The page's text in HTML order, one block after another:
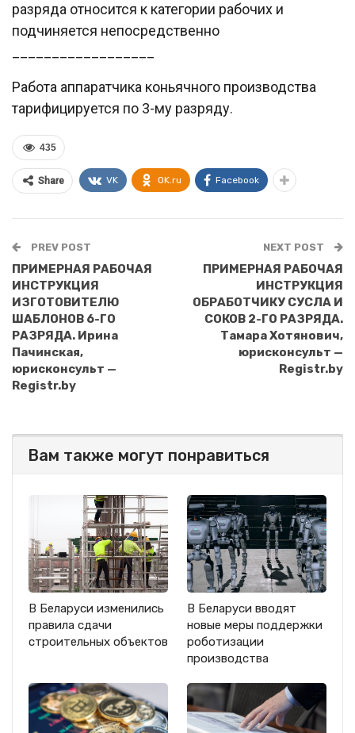
разряда относится к категории рабочих и
подчиняется непосредственно
Работа аппаратчика коньячного производства
тарифицируется по 3-му разряду.
435
Share VK OK.ru Facebook
PREV POST
ПРИМЕРНАЯ РАБОЧАЯ
ИНСТРУКЦИЯ
ИЗГОТОВИТЕЛЮ
ШАБЛОНОВ 6-ГО
РАЗРЯДА. Ирина
Пачинская,
юрисконсульт —
Registr.by
NEXT POST
ПРИМЕРНАЯ РАБОЧАЯ
ИНСТРУКЦИЯ
ОБРАБОТЧИКУ СУСЛА И
СОКОВ 2-ГО РАЗРЯДА.
Тамара Хотянович,
юрисконсульт —
Registr.by
Вам также могут понравиться
В Беларуси изменились
правила сдачи
строительных объектов
В Беларуси вводят
новые меры поддержки
роботизации
производства